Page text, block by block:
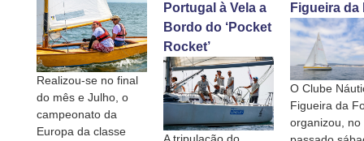
Realizou-se no final
do mês e Julho, o
campeonato da
Europa da classe
Portugal à Vela a
Bordo do ‘Pocket
Rocket’
Figueira da
O Clube
Figueira da
organizou, no